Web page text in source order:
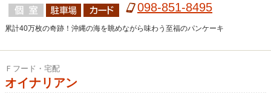
【土】09:00-LO22:00【日祝】9:00-L
098-851-8495
累計40万枚の奇跡！沖縄の海を眺めながら味わう至福のパンケーキ
Ｆフード・宅配
オイナリアン